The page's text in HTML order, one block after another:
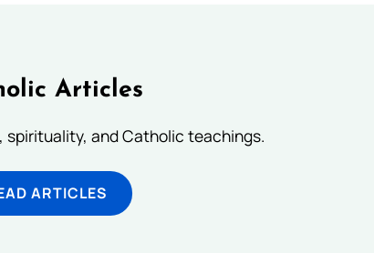
Articles
spirituality, and Catholic teachings.
ARTICLES